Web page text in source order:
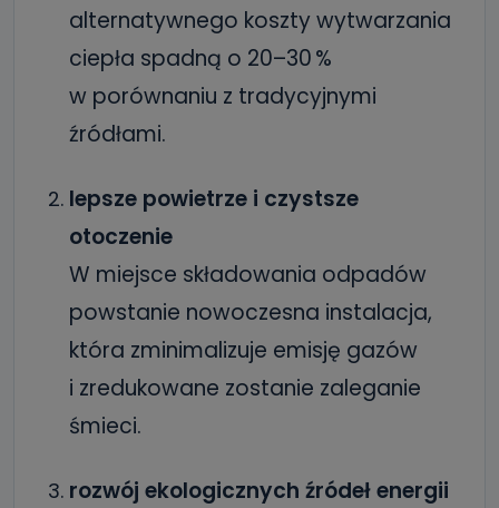
alternatywnego koszty wytwarzania
ciepła spadną o 20–30 %
w porównaniu z tradycyjnymi
źródłami.
lepsze powietrze i czystsze
otoczenie
W miejsce składowania odpadów
powstanie nowoczesna instalacja,
która zminimalizuje emisję gazów
i zredukowane zostanie zaleganie
śmieci.
rozwój ekologicznych źródeł energii